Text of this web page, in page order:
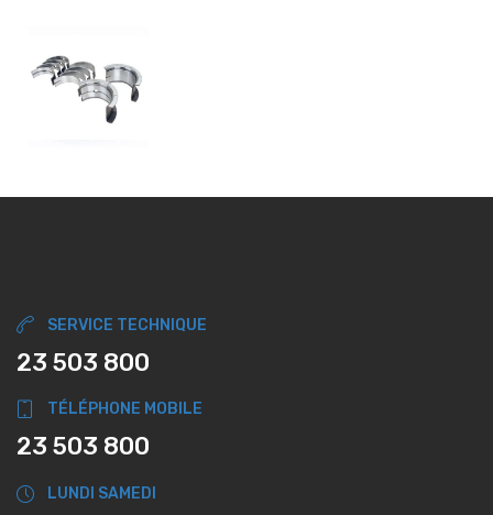
SERVICE TECHNIQUE
23 503 800
TÉLÉPHONE MOBILE
23 503 800
LUNDI SAMEDI